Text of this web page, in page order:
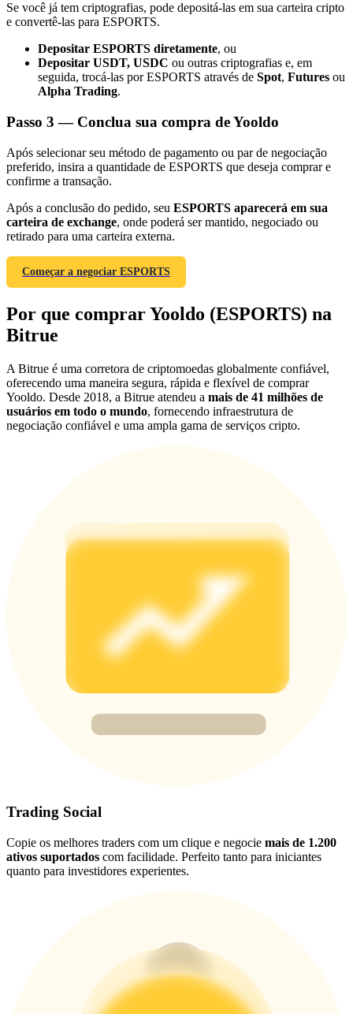
Indicação
Convide um amigo para receber recompensas em dinheiro
Deposit CASHCAT & Win
Deposit CASHCAT & Win
Share 500000 CASHCAT prize pool
Exclusive for BitMart Users
Register & Trade to Win 500,000 USDT
Trade Gold & Silver · 33,333 USDT Bonus
USDT New User Exclusive 10% APR
USDT Flexible Staking | Daily Rewards
New Listing Futures Fest
Trade New Futures, Win 200,000 USDT
77,777+3k Rewards
Ganhe prêmios e recompensas exclusivas
Se você já tem criptografias, pode depositá-las em sua carteira cripto
e convertê-las para ESPORTS.
Depositar ESPORTS diretamente, ou
Depositar USDT, USDC ou outras criptografias e, em
seguida, trocá-las por ESPORTS através de Spot, Futures ou
Alpha Trading.
Passo 3 — Conclua sua compra de Yooldo
Após selecionar seu método de pagamento ou par de negociação
preferido, insira a quantidade de ESPORTS que deseja comprar e
confirme a transação.
Após a conclusão do pedido, seu ESPORTS aparecerá em sua
carteira de exchange, onde poderá ser mantido, negociado ou
retirado para uma carteira externa.
Começar a negociar ESPORTS
Por que comprar Yooldo (ESPORTS) na
Bitrue
A Bitrue é uma corretora de criptomoedas globalmente confiável,
oferecendo uma maneira segura, rápida e flexível de comprar
Yooldo. Desde 2018, a Bitrue atendeu a mais de 41 milhões de
usuários em todo o mundo, fornecendo infraestrutura de
negociação confiável e uma ampla gama de serviços cripto.
Trading Social
Copie os melhores traders com um clique e negocie mais de 1.200
ativos suportados com facilidade. Perfeito tanto para iniciantes
quanto para investidores experientes.